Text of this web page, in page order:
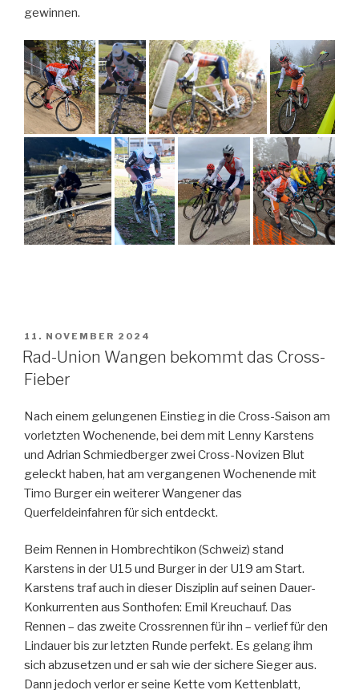
gewinnen.
VERÖFFENTLICHT
AM
11. NOVEMBER 2024
Rad-Union Wangen bekommt das Cross-
Fieber
Nach einem gelungenen Einstieg in die Cross-Saison am
vorletzten Wochenende, bei dem mit Lenny Karstens
und Adrian Schmiedberger zwei Cross-Novizen Blut
geleckt haben, hat am vergangenen Wochenende mit
Timo Burger ein weiterer Wangener das
Querfeldeinfahren für sich entdeckt.
Beim Rennen in Hombrechtikon (Schweiz) stand
Karstens in der U15 und Burger in der U19 am Start.
Karstens traf auch in dieser Disziplin auf seinen Dauer-
Konkurrenten aus Sonthofen: Emil Kreuchauf. Das
Rennen – das zweite Crossrennen für ihn – verlief für den
Lindauer bis zur letzten Runde perfekt. Es gelang ihm
sich abzusetzen und er sah wie der sichere Sieger aus.
Dann jedoch verlor er seine Kette vom Kettenblatt,